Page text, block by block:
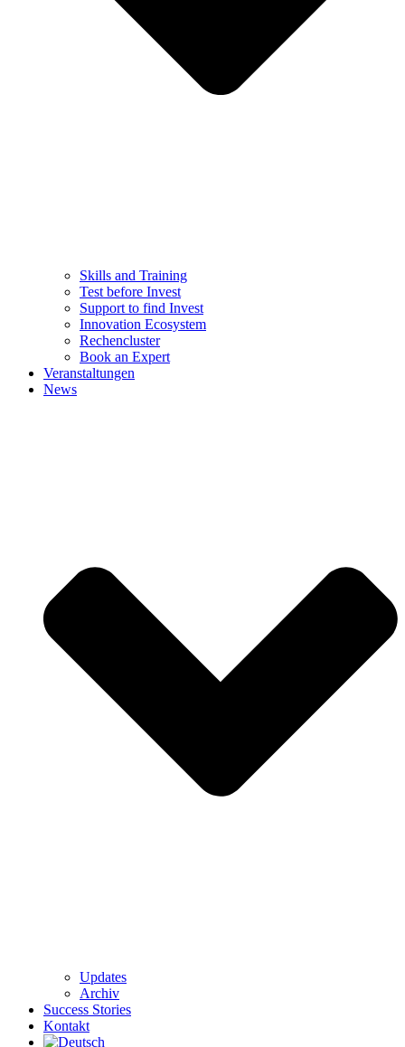
Skills and Training
Test before Invest
Support to find Invest
Innovation Ecosystem
Rechencluster​
Book an Expert
Veranstaltungen
News
Updates
Archiv
Success Stories
Kontakt